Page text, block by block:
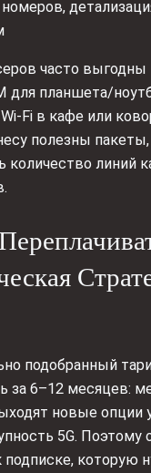
часто выгодны
для планшета/
в кафе или
полезны
количество линий
подобранный
за 6–12 месяцев:
новые опции
5G. Поэтому
подписке, которую